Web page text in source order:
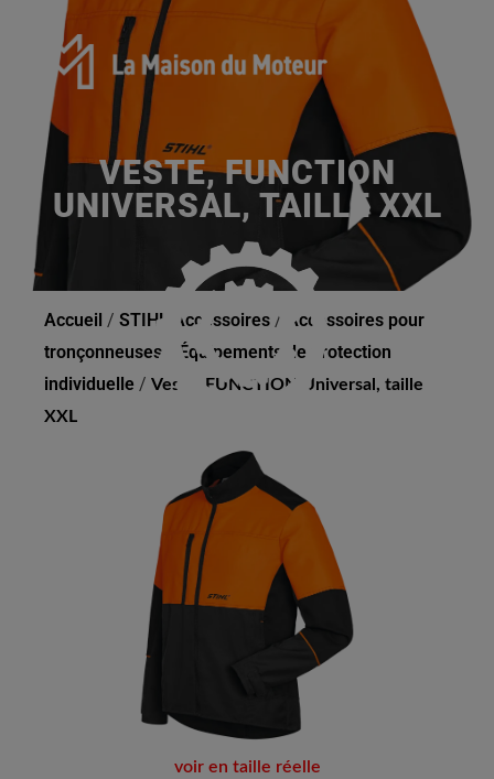
VESTE, FUNCTION
UNIVERSAL, TAILLE XXL
Accueil / STIHL Accessoires /
Accessoires pour
tronçonneuses
Équipements de protection
individuelle / Veste, FUNCTION Universal, taille
XXL
voir en taille réelle